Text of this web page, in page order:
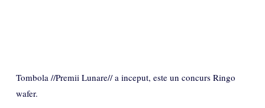
Tombola //Premii Lunare// a inceput, este un concurs Ringo
wafer.